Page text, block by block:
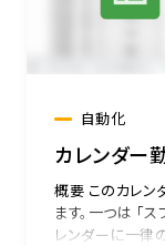
自動化
カレンダー
概要 このカレン
ます。一つは 「
レンダーに一律